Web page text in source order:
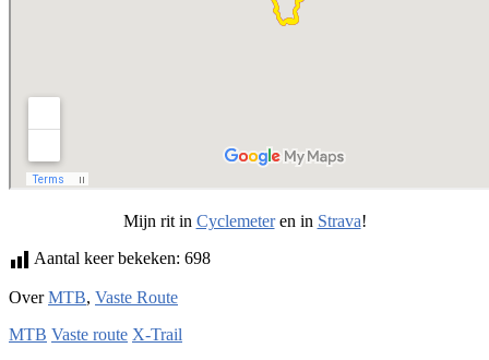
Mijn rit in Cyclemeteren in Strava!
Aantal keer bekeken: 698
OverMTB, Vaste Route
MTB Vaste route X-Trail